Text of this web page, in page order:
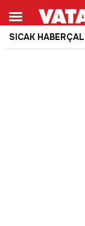
SICAK HABER